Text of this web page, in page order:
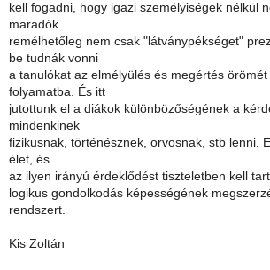
kell fogadni, hogy igazi személyiségek nélkül
maradók
remélhetőleg nem csak "látványpékséget"
be tudnák vonni
a tanulókat az elmélyülés és megértés örömét
folyamatba. És itt
jutottunk el a diákok különbözőségének a
mindenkinek
fizikusnak, történésznek, orvosnak, stb lenni.
élet, és
az ilyen irányú érdeklődést tiszteletben kell
logikus gondolkodás képességének
rendszert.
Kis Zoltán